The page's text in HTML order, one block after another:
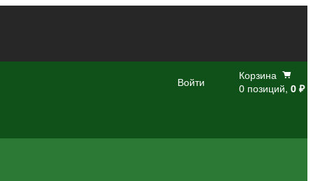
Войти
Корзина
0 позиций, 0 ₽